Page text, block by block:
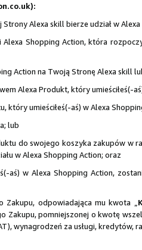
Alexa skill bierze udział w
Shopping Action, która
Action na Twoją Stronę Alexa skill
Alexa Produkt, który umieściłeś(-
który umieściłeś(-aś) w Alexa
lub
do swojego koszyka zakupów w
w Alexa Shopping Action; oraz
aś) w Alexa Shopping Action,
odpowiadająca mu kwota „
Zakupu, pomniejszonej o kwotę
wynagrodzeń za usługi, kredytów,